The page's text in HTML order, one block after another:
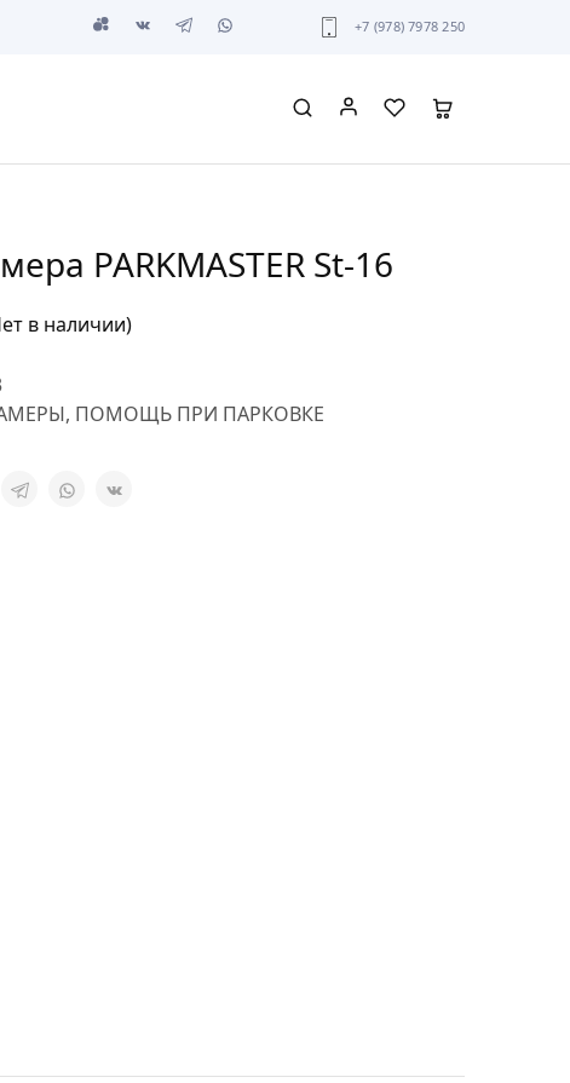
+7 (978) 7978 250
PARKMASTER St-16
в наличии)
, ПОМОЩЬ ПРИ ПАРКОВКЕ